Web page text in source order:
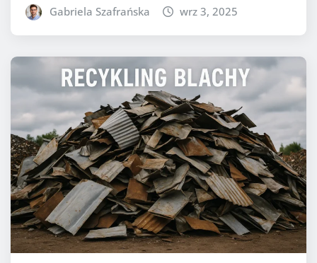
Gabriela Szafrańska wrz 3, 2025